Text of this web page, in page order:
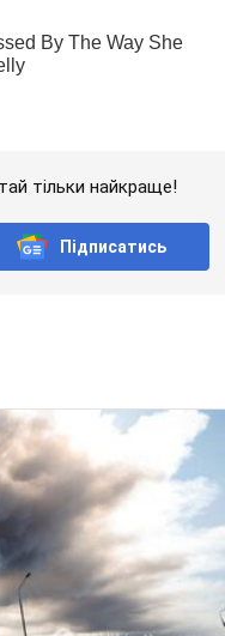
тільки найкраще!
Підписатись